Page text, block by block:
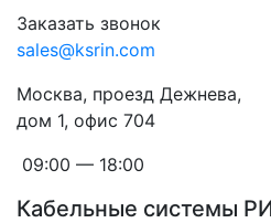
Заказать звонок
sales@ksrin.com
Москва, проезд Дежнева,
дом 1, офис 704
09:00 — 18:00
Кабельные системы